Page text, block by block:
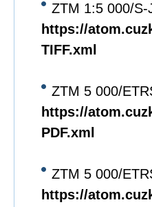
ZTM 1:5 000/S-
https://
TIFF.xml
ZTM 5 000/
https://
PDF.xml
ZTM 5 000/
https://